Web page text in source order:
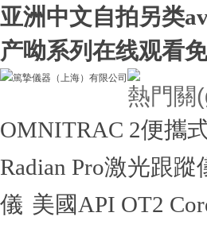
亚洲中文自拍另类
产呦系列在线观看
熱門關
OMNITRAC 2便攜
Radian Pro激光跟蹤
儀 美國API OT2